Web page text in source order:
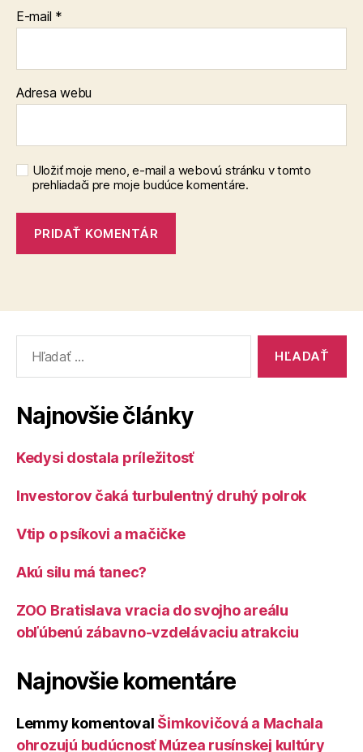
E-mail *
Adresa webu
Uložiť moje meno, e-mail a webovú stránku v tomto
prehliadači pre moje budúce komentáre.
Najnovšie články
Kedysi dostala príležitosť
Investorov čaká turbulentný druhý polrok
Vtip o psíkovi a mačičke
Akú silu má tanec?
ZOO Bratislava vracia do svojho areálu
obľúbenú zábavno-vzdelávaciu atrakciu
Najnovšie komentáre
Lemmy komentoval Šimkovičová a Machala
ohrozujú budúcnosť Múzea rusínskej kultúry